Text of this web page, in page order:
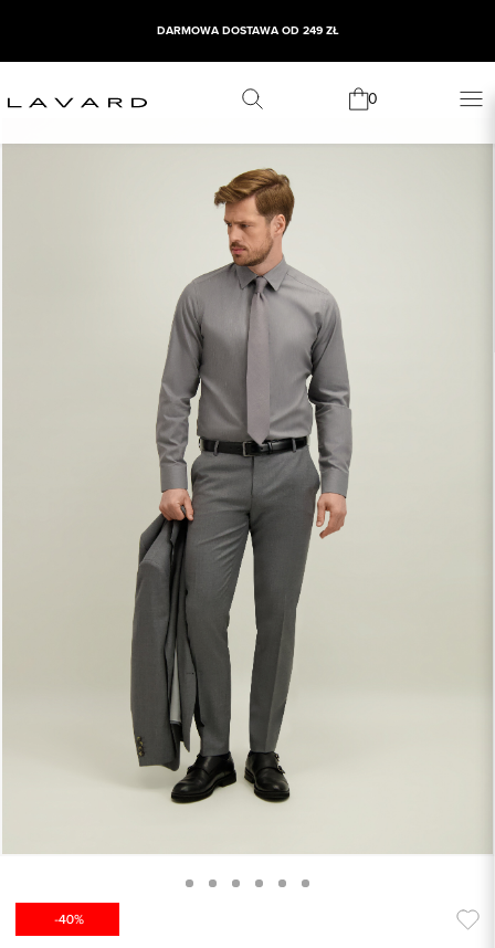
DARMOWA DOSTAWA OD 249 ZŁ
0